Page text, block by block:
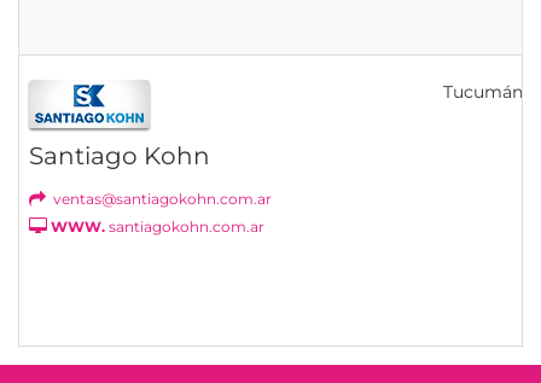
Santiago Kohn
ventas@santiagokohn.com.ar
WWW. santiagokohn.com.ar
Tucumán